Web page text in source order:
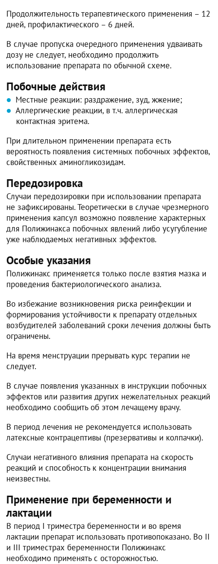
Продолжительность терапевтического применения – 12
дней, профилактического – 6 дней.
В случае пропуска очередного применения удваивать
дозу не следует, необходимо продолжить
использование препарата по обычной схеме.
Побочные действия
Местные реакции: раздражение, зуд, жжение;
Аллергические реакции, в т.ч. аллергическая
контактная эритема.
При длительном применении препарата есть
вероятность появления системных побочных эффектов,
свойственных аминогликозидам.
Передозировка
Случаи передозировки при использовании препарата
не зафиксированы. Теоретически в случае чрезмерного
применения капсул возможно появление характерных
для Полижинакса побочных явлений либо усугубление
уже наблюдаемых негативных эффектов.
Особые указания
Полижинакс применяется только после взятия мазка и
проведения бактериологического анализа.
Во избежание возникновения риска реинфекции и
формирования устойчивости к препарату отдельных
возбудителей заболеваний сроки лечения должны быть
ограничены.
На время менструации прерывать курс терапии не
следует.
В случае появления указанных в инструкции побочных
эффектов или развития других нежелательных реакций
необходимо сообщить об этом лечащему врачу.
В период лечения не рекомендуется использовать
латексные контрацептивы (презервативы и колпачки).
Случаи негативного влияния препарата на скорость
реакций и способность к концентрации внимания
неизвестны.
Применение при беременности и
лактации
В период I триместра беременности и во время
лактации препарат использовать противопоказано. Во II
и III триместрах беременности Полижинакс
необходимо применять с осторожностью.